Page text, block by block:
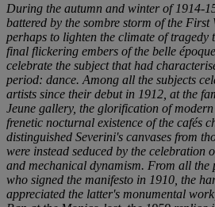
During the autumn and winter of 1914-
battered by the sombre storm of the First
perhaps to lighten the climate of tragedy
final flickering embers of the belle
celebrate the subject that had
period: dance. Among all the subjects
artists since their debut in 1912, at the
Jeune gallery, the glorification of
frenetic nocturnal existence of the cafés
distinguished Severini's canvases from
were instead seduced by the celebration
and mechanical dynamism. From all the
who signed the manifesto in 1910, the
appreciated the latter's monumental work,